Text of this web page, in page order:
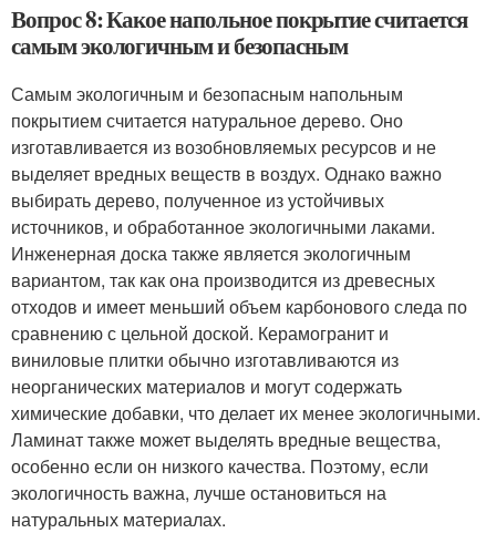
Вопрос 8: Какое напольное покрытие считается
самым экологичным и безопасным
Самым экологичным и безопасным напольным
покрытием считается натуральное дерево. Оно
изготавливается из возобновляемых ресурсов и не
выделяет вредных веществ в воздух. Однако важно
выбирать дерево, полученное из устойчивых
источников, и обработанное экологичными лаками.
Инженерная доска также является экологичным
вариантом, так как она производится из древесных
отходов и имеет меньший объем карбонового следа по
сравнению с цельной доской. Керамогранит и
виниловые плитки обычно изготавливаются из
неорганических материалов и могут содержать
химические добавки, что делает их менее экологичными.
Ламинат также может выделять вредные вещества,
особенно если он низкого качества. Поэтому, если
экологичность важна, лучше остановиться на
натуральных материалах.